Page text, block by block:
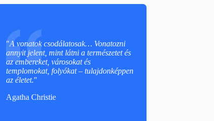
"A vonatok csodálatosak… Vonatozni
annyit jelent, mint látni a természetet és
az embereket, városokat és
templomokat, folyókat – tulajdonképpen
az életet."
Agatha Christie